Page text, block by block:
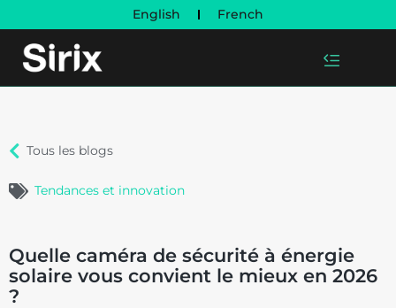
English French
Tous les blogs
Tendances et innovation
Quelle caméra de sécurité à énergie
solaire vous convient le mieux en 2026
?